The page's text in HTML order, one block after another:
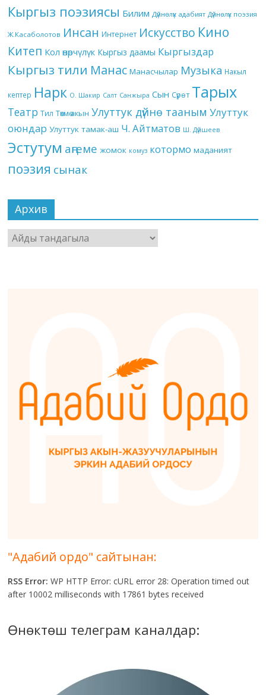
Кыргыз поэзиясы Билим Дүйнөлүк адабият Дүйнөлүк поэзия
Ж.Касаболотов Инсан Интернет Искусство Кино
Китеп Кол өнөрчүлүк Кыргыз даамы Кыргыздар
Кыргыз тили Манас Манасчылар Музыка Накыл
кептер Нарк О. Шакир Салт Санжыра Сын Сүрөт Тарых
Театр Тил Төкмө акын Улуттук дүйнө тааным Улуттук
оюндар Улуттук тамак-аш Ч. Айтматов Ш. Дүйшеев
Эстутум аңгеме жомок комуз котормо маданият
поэзия сынак
Архив
Архив
"Адабий ордо" сайтынан:
RSS Error: WP HTTP Error: cURL error 28: Operation timed out
after 10002 milliseconds with 17861 bytes received
Өнөктөш телеграм каналдар: